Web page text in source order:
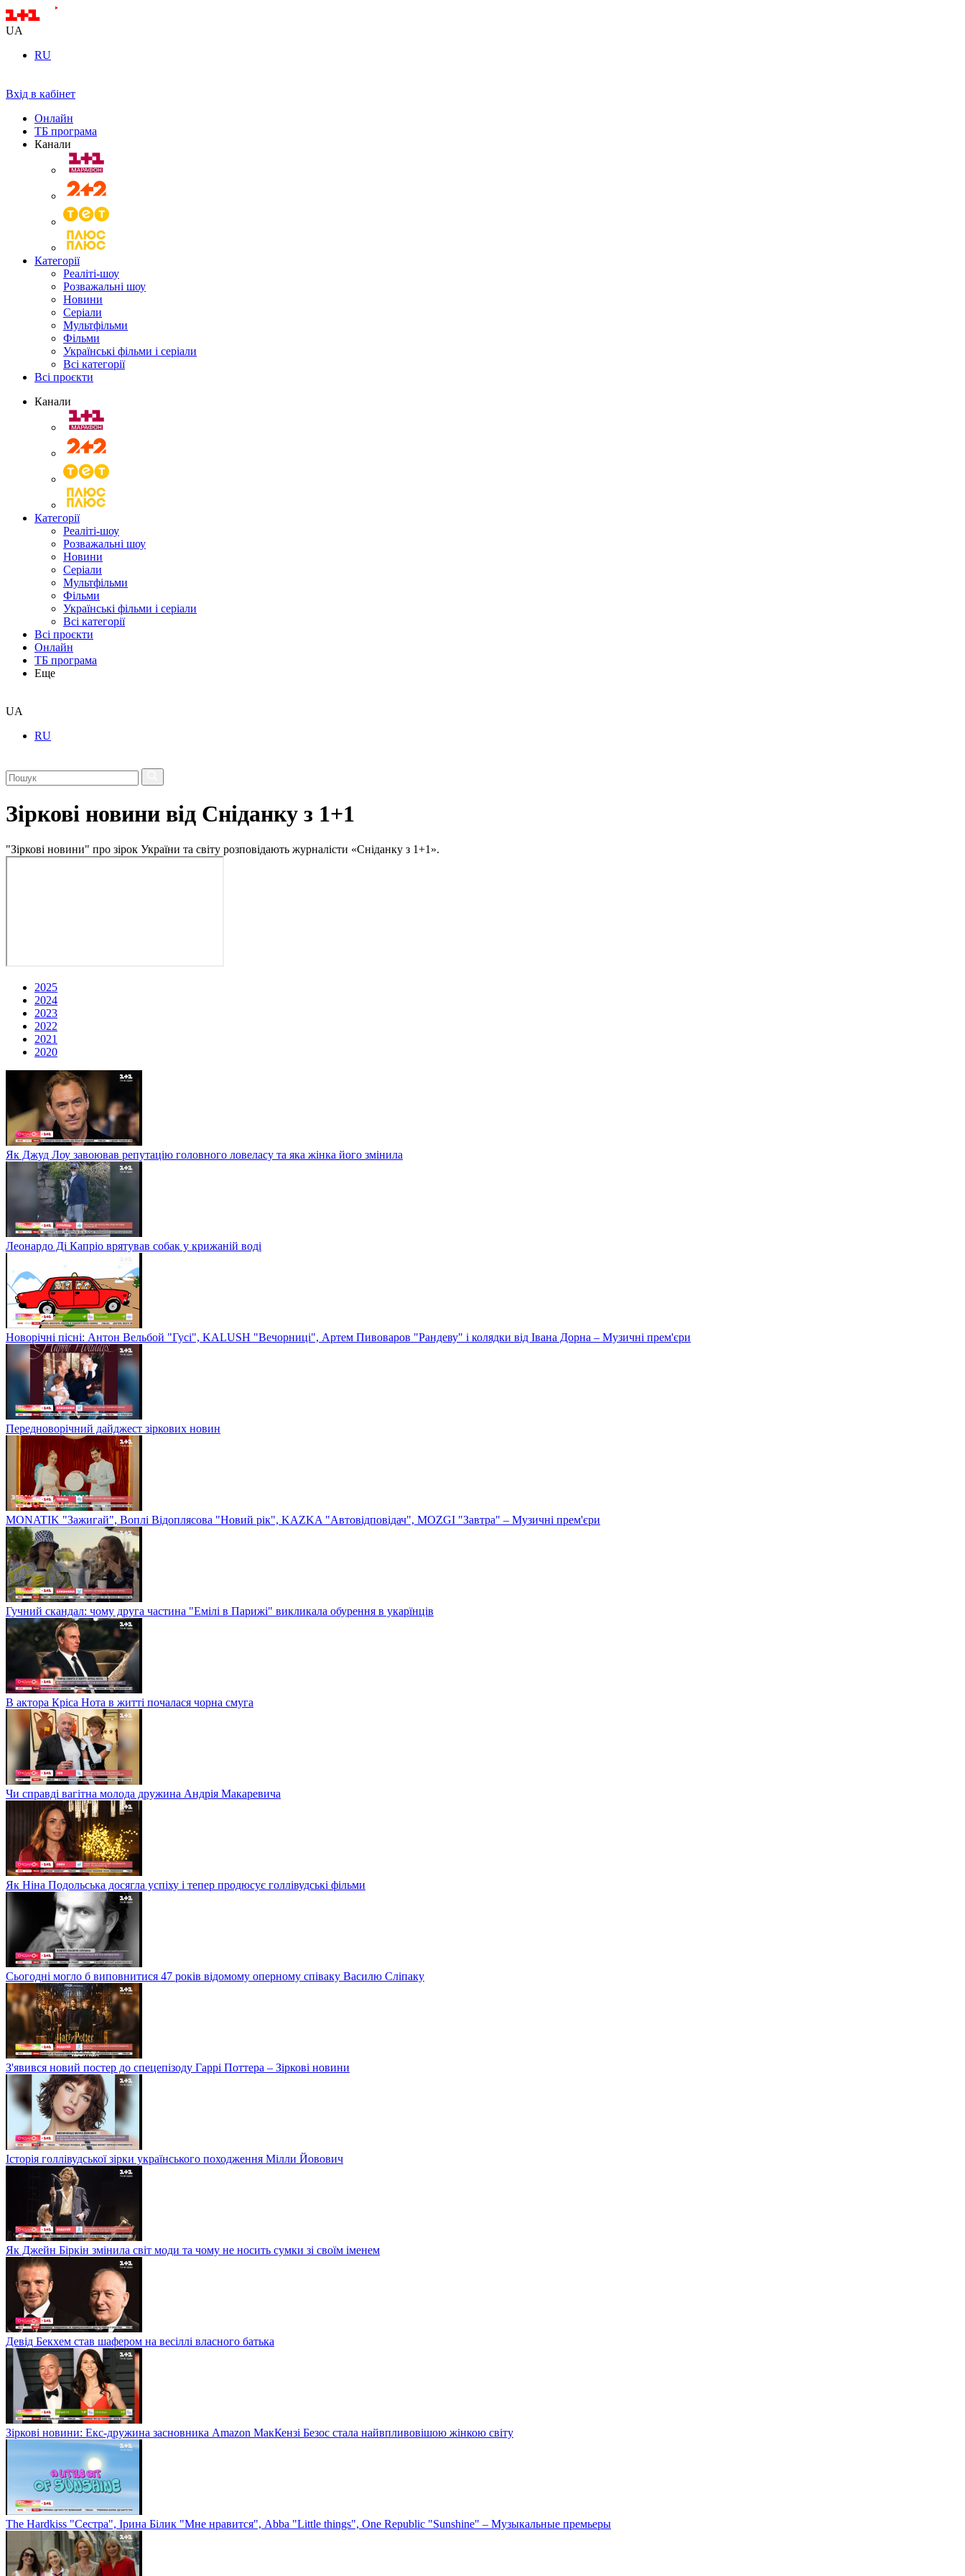
UA
RU
Вхід в кабінет
Онлайн
ТБ програма
Канали
Категорії
Реаліті-шоу
Розважальні шоу
Новини
Серіали
Мультфільми
Фільми
Українські фільми і серіали
Всі категорії
Всі проєкти
Канали
Категорії
Реаліті-шоу
Розважальні шоу
Новини
Серіали
Мультфільми
Фільми
Українські фільми і серіали
Всі категорії
Всі проєкти
Онлайн
ТБ програма
Еще
UA
RU
Зіркові новини від Сніданку з 1+1
"Зіркові новини" про зірок України та світу розповідають журналісти «Сніданку з 1+1».
2025
2024
2023
2022
2021
2020
Як Джуд Лоу завоював репутацію головного ловеласу та яка жінка його змінила
Леонардо Ді Капріо врятував собак у крижаній воді
Новорічні пісні: Антон Вельбой "Гусі", KALUSH "Вечорниці", Артем Пивоваров "Рандеву" і колядки від Івана Дорна – Музичні прем'єри
Передноворічний дайджест зіркових новин
MONATIK "Зажигай", Воплі Відоплясова "Новий рік", KAZKA "Автовідповідач", MOZGI "Завтра" – Музичні прем'єри
Гучний скандал: чому друга частина "Емілі в Парижі" викликала обурення в укарїнців
В актора Кріса Нота в житті почалася чорна смуга
Чи справді вагітна молода дружина Андрія Макаревича
Як Ніна Подольська досягла успіху і тепер продюсує голлівудські фільми
Сьогодні могло б виповнитися 47 років відомому оперному співаку Василю Сліпаку
З'явився новий постер до спецепізоду Гаррі Поттера – Зіркові новини
Історія голлівудської зірки українського походження Мілли Йовович
Як Джейн Біркін змінила світ моди та чому не носить сумки зі своїм іменем
Девід Бекхем став шафером на весіллі власного батька
Зіркові новини: Екс-дружина засновника Amazon МакКензі Безос стала найвпливовішою жінкою світу
The Hardkiss "Сестра", Ірина Білик "Мне нравится", Abba "Little things", One Republic "Sunshine" – Музыкальные премьеры